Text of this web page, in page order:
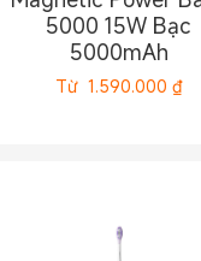
5000 15W Bạc
5000mAh
Từ 1.590.000 ₫